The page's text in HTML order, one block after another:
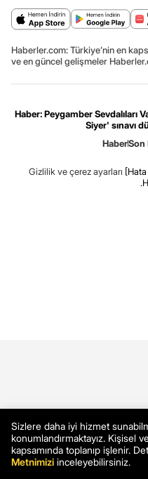
Haberler.com: Türkiye’nin en
ve en güncel gelişmeler
Haber: Peygamber Sevdalıları
Siyer' sınavı
HaberSon
Gizlilik ve çerez ayarları
Sizlere daha iyi hizmet
konumlandırmaktayız. Kişisel
kapsamında toplanıp işlenir.
Metnimizi inceleyebilirsiniz.